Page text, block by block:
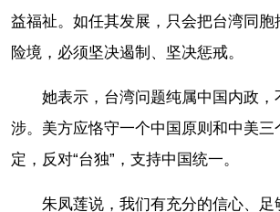
益福祉。如任其发展，只会把台湾同胞
险境，必须坚决遏制、坚决惩戒。
她表示，台湾问题纯属中国内政，
涉。美方应恪守一个中国原则和中美三
定，反对“台独”，支持中国统一。
朱凤莲说，我们有充分的信心、足